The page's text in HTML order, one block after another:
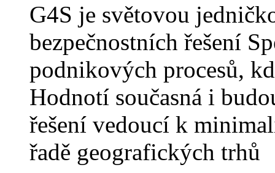
G4S je světovou
bezpečnostních řešení
podnikových procesů,
Hodnotí současná i
řešení vedoucí k
řadě geografických trhů